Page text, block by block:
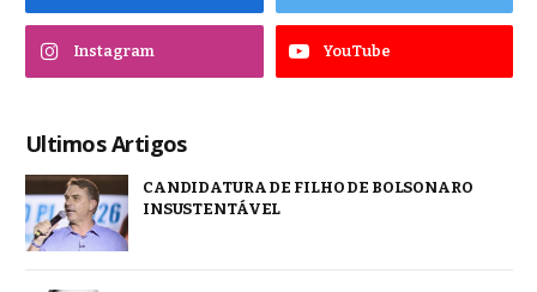
Instagram YouTube
Ultimos Artigos
CANDIDATURA DE FILHO DE BOLSONARO
INSUSTENTÁVEL